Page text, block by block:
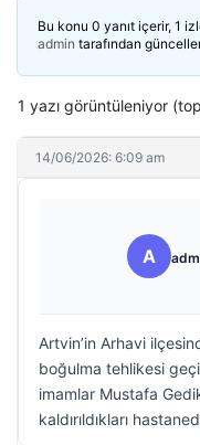
Bu konu 0 yanıt içerir, 1
admin tarafından
1 yazı görüntüleniyor
14/06/2026: 6:09 am
A
Artvin’in Arhavi
boğulma tehlikesi
imamlar Mustafa
kaldırıldıkları